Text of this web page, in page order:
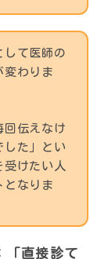
して医師の
変わりま
回伝えなけ
した」とい
けたい人
となりま
「直接診て